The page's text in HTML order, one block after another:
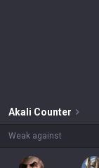
Akali Counter
Weak against